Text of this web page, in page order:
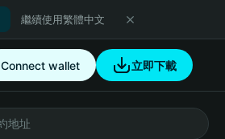
繼續使用繁體中文
Connect wallet 立即下載